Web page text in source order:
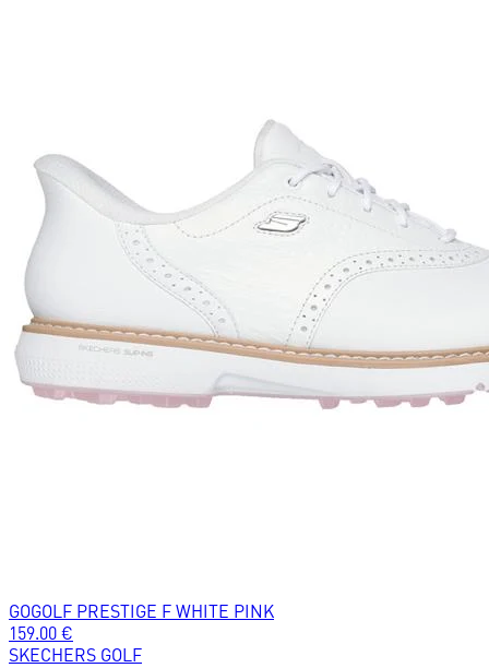
GOGOLF PRESTIGE F WHITE PINK
159.00 €
SKECHERS GOLF